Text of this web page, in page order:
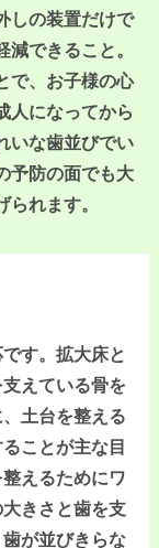
しの装置だけで
できること。
で、お子様の心
人になってから
いな歯並びでい
予防の面でも大
れます。
す。拡大床と
えている骨を
土台を整える
ことが主な目
えるためにワ
きさと歯を支
が並びきらな